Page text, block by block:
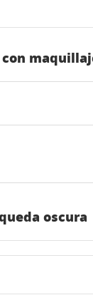
oscura